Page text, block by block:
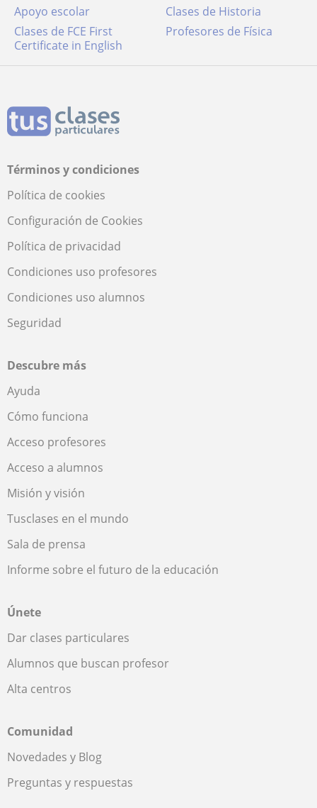
Apoyo escolar
Clases de Historia
Clases de FCE First
Certificate in English
Profesores de Física
Términos y condiciones
Política de cookies
Configuración de Cookies
Política de privacidad
Condiciones uso profesores
Condiciones uso alumnos
Seguridad
Descubre más
Ayuda
Cómo funciona
Acceso profesores
Acceso a alumnos
Misión y visión
Tusclases en el mundo
Sala de prensa
Informe sobre el futuro de la educación
Únete
Dar clases particulares
Alumnos que buscan profesor
Alta centros
Comunidad
Novedades y Blog
Preguntas y respuestas